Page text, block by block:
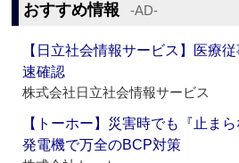
おすすめ情報 ‐AD‐
【日立社会情報サービス】医療
速確認
株式会社日立社会情報サービス
【トーホー】災害時でも『止ま
発電機で万全のBCP対策